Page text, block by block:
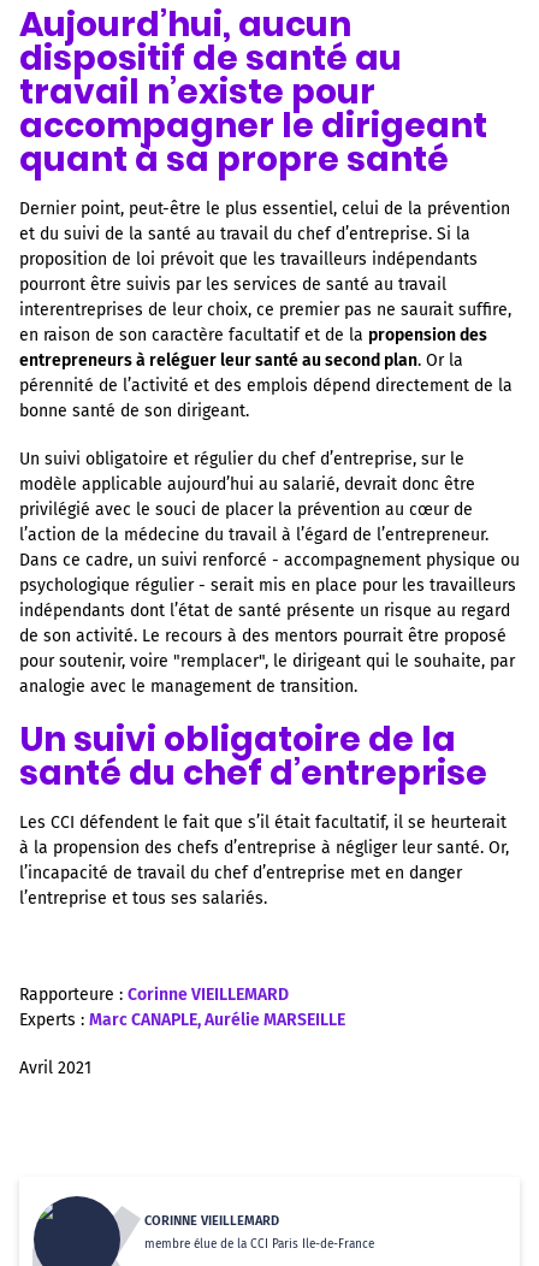
Aujourd’hui, aucun
dispositif de santé au
travail n’existe pour
accompagner le dirigeant
quant à sa propre santé
Dernier point, peut-être le plus essentiel, celui de la prévention
et du suivi de la santé au travail du chef d’entreprise. Si la
proposition de loi prévoit que les travailleurs indépendants
pourront être suivis par les services de santé au travail
interentreprises de leur choix, ce premier pas ne saurait suffire,
en raison de son caractère facultatif et de la propension des
entrepreneurs à reléguer leur santé au second plan. Or la
pérennité de l’activité et des emplois dépend directement de la
bonne santé de son dirigeant.
Un suivi obligatoire et régulier du chef d’entreprise, sur le
modèle applicable aujourd’hui au salarié, devrait donc être
privilégié avec le souci de placer la prévention au cœur de
l’action de la médecine du travail à l’égard de l’entrepreneur.
Dans ce cadre, un suivi renforcé - accompagnement physique ou
psychologique régulier - serait mis en place pour les travailleurs
indépendants dont l’état de santé présente un risque au regard
de son activité. Le recours à des mentors pourrait être proposé
pour soutenir, voire "remplacer", le dirigeant qui le souhaite, par
analogie avec le management de transition.
Un suivi obligatoire de la
santé du chef d’entreprise
Les CCI défendent le fait que s’il était facultatif, il se heurterait
à la propension des chefs d’entreprise à négliger leur santé. Or,
l’incapacité de travail du chef d’entreprise met en danger
l’entreprise et tous ses salariés.
Rapporteure : Corinne VIEILLEMARD
Experts : Marc CANAPLE, Aurélie MARSEILLE
Avril 2021
CORINNE VIEILLEMARD
membre élue de la CCI Paris Ile-de-France